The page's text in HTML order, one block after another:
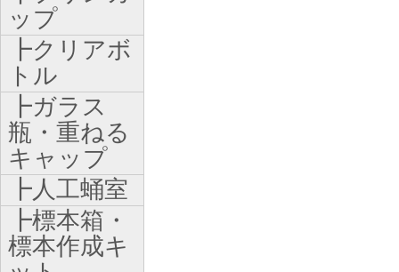
ップ
┣クリアボ
トル
┣ガラス
瓶・重ねる
キャップ
┣人工蛹室
┣標本箱・
標本作成キ